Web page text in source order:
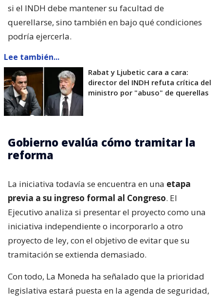
si el INDH debe mantener su facultad de
querellarse, sino también en bajo qué condiciones
podría ejercerla.
Lee también...
Rabat y Ljubetic cara a cara:
director del INDH refuta crítica del
ministro por "abuso" de querellas
Gobierno evalúa cómo tramitar la
reforma
La iniciativa todavía se encuentra en una etapa
previa a su ingreso formal al Congreso. El
Ejecutivo analiza si presentar el proyecto como una
iniciativa independiente o incorporarlo a otro
proyecto de ley, con el objetivo de evitar que su
tramitación se extienda demasiado.
Con todo, La Moneda ha señalado que la prioridad
legislativa estará puesta en la agenda de seguridad,